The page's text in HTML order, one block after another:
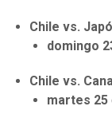
Chile vs.
domingo
Chile vs.
martes 25